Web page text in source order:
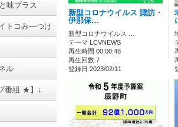
味プラス
トコみ―つけ
ル
番組 ★】↓
新型コロナウイルス 諏訪・
伊那保…
新型コロナウイルス …
テーマ LCVNEWS
再生時間 00:00:48
再生回数 7
登録日 2023/02/11